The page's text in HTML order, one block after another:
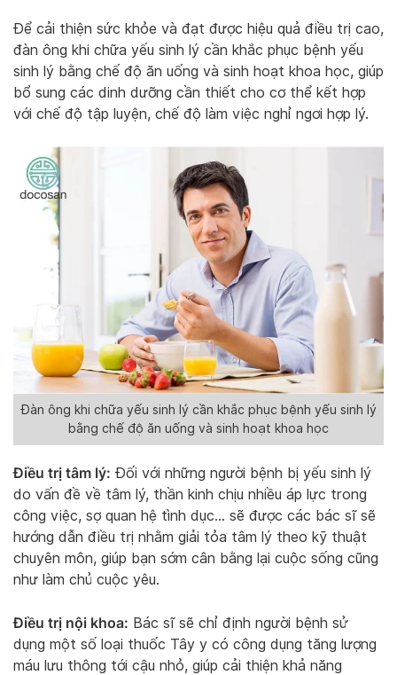
Để cải thiện sức khỏe và đạt được hiệu quả điều trị cao,
đàn ông khi chữa yếu sinh lý cần khắc phục bệnh yếu
sinh lý bằng chế độ ăn uống và sinh hoạt khoa học, giúp
bổ sung các dinh dưỡng cần thiết cho cơ thể kết hợp
với chế độ tập luyện, chế độ làm việc nghỉ ngơi hợp lý.
Đàn ông khi chữa yếu sinh lý cần khắc phục bệnh yếu sinh lý
bằng chế độ ăn uống và sinh hoạt khoa học
Điều trị tâm lý: Đối với những người bệnh bị yếu sinh lý
do vấn đề về tâm lý, thần kinh chịu nhiều áp lực trong
công việc, sợ quan hệ tình dục… sẽ được các bác sĩ sẽ
hướng dẫn điều trị nhằm giải tỏa tâm lý theo kỹ thuật
chuyên môn, giúp bạn sớm cân bằng lại cuộc sống cũng
như làm chủ cuộc yêu.
Điều trị nội khoa: Bác sĩ sẽ chỉ định người bệnh sử
dụng một số loại thuốc Tây y có công dụng tăng lượng
máu lưu thông tới cậu nhỏ, giúp cải thiện khả năng